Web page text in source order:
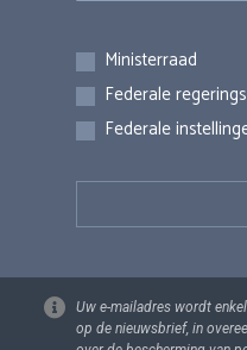
Inschrijvingen
Ministerraad
Federale
Federale
Uw e-mailadres wordt
op de nieuwsbrief, in